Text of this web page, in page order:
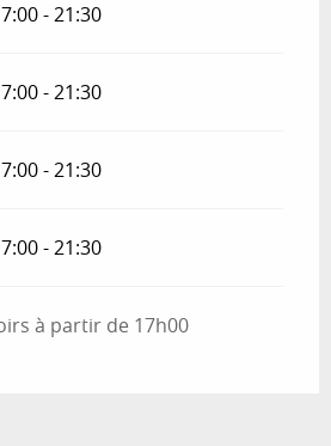
- 21:30
- 21:30
- 21:30
- 21:30
à partir de 17h00